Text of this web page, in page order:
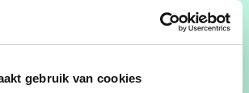
gebruik van cookies
met de gemeente Bornem en
Landschap, gerestaureerd en
nu toegankelijk voor het publiek.